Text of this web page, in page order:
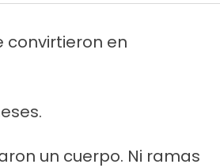
convirtieron en
un cuerpo. Ni ramas